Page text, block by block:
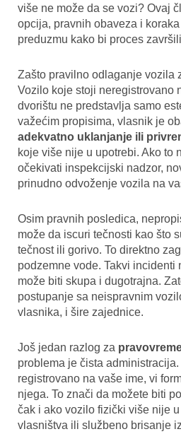
više ne može da se vozi? Ovaj
opcija, pravnih obaveza i
preduzmu kako bi proces
Zašto pravilno odlaganje vozila
Vozilo koje stoji neregistrovano
dvorištu ne predstavlja samo
važećim propisima, vlasnik je
adekvatno uklanjanje ili
koje više nije u upotrebi. Ako to
očekivati inspekcijski nadzor,
prinudno odvoženje vozila na
Osim pravnih posledica,
može da iscuri tečnosti kao što
tečnost ili gorivo. To direktno
podzemne vode. Takvi incidenti
može biti skupa i dugotrajna.
postupanje sa neispravnim
vlasnika, i šire zajednice.
Još jedan razlog za
problema je čista
registrovano na vaše ime, vi
njega. To znači da možete biti
čak i ako vozilo fizički više nije
vlasništva ili službeno brisanje